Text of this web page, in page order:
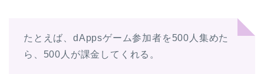
たとえば、dAppsゲーム参加者を500人集めた
ら、500人が課金してくれる。